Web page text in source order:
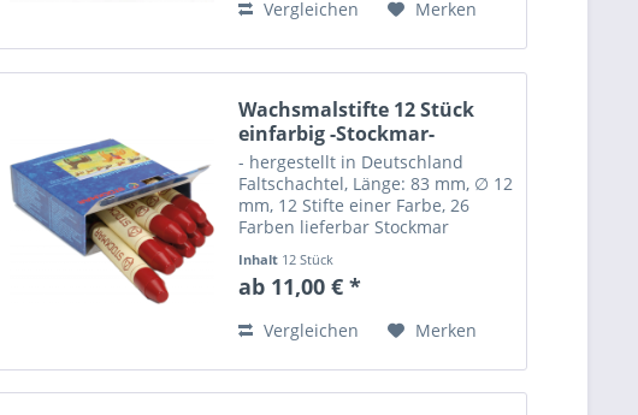
Vergleichen Merken
Wachsmalstifte 12 Stück
einfarbig -Stockmar-
- hergestellt in Deutschland
Faltschachtel, Länge: 83 mm, ∅ 12
mm, 12 Stifte einer Farbe, 26
Farben lieferbar Stockmar
künstlerische Ansprüche. Durch
Zusatz von reinem Bienenwachs
Inhalt 12 Stück
ab 11,00 € *
Vergleichen Merken